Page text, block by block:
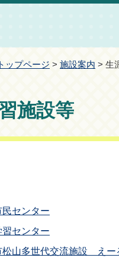
トップページ > 施設案内 > 生
施設等
民センター
習センター
松山多世代交流施設 えー